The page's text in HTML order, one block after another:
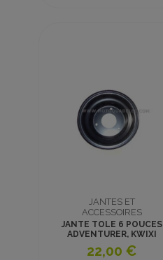
JANTES ET
ACCESSOIRES
JANTE TOLE 6 POUCES
ADVENTURER, KWIXI
DYNOSTAR GO KART
BEDLOCK
22,00 €